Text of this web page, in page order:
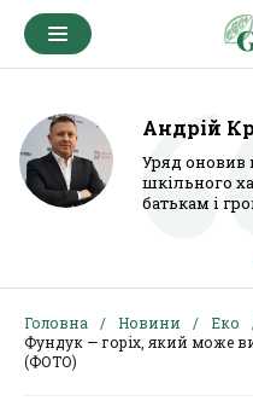
Андрій
Уряд оновив
шкільного
батькам і
Головна Новини
Еко
Фундук — горіх, який може
(ФОТО)